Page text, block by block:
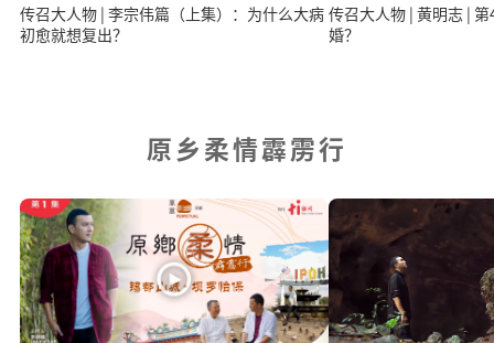
传召大人物 | 李宗伟篇（上集）：为什么大病
初愈就想复出？
传召大人物 | 黄明志 |
婚？
原乡柔情霹雳行